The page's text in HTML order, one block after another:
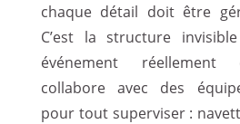
chaque détail doit être
C’est la structure
événement réellement
collabore avec des
pour tout superviser :